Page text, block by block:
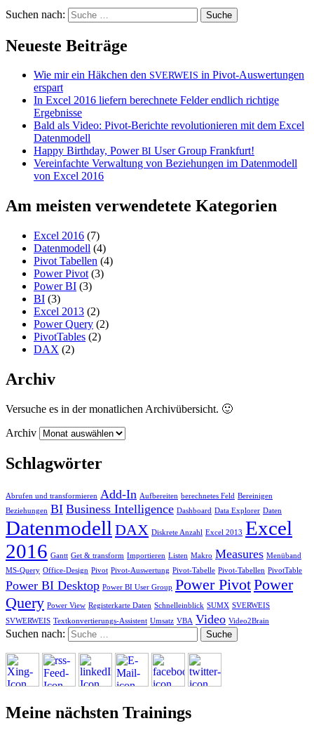
Suchen nach:
Neueste Beiträge
Wie mir ein Häkchen den SVERWEIS in Pivot-Auswertungen
erspart
In Excel 2016 liefern berechnete Felder endlich richtige
Ergebnisse
Bald als Video: Pivot-Berichte revolutionieren mit dem Excel
Datenmodell
Happy Birthday, PowerBI User Group Frankfurt!
Vereinfachte Verwaltung von Beziehungen im Datenmodell
von Excel 2016
Am meisten verwendetete Kategorien
Excel 2016 (7)
Datenmodell (4)
Pivot Tabellen (4)
Power Pivot (3)
Power BI (3)
BI (3)
Excel 2013 (2)
Power Query (2)
PivotTables (2)
DAX (2)
Archiv
Versuche es in der monatlichen Archivübersicht. 🙂
Archiv
Schlagwörter
Abrufen und transformieren Add-In Aufbereiten berechnetes Feld Bereinigen
Beziehungen BI Business Intelligence Dashboard Data Explorer Daten
Datenmodell DAX Diskrete Anzahl Excel 2013 Excel
2016 Gantt Get & transform Importieren Listen Makro Measures Menüband
MS-Query Office-Design Pivot Pivot-Auswertung Pivot-Tabelle Pivot-Tabellen PivotTable
Power BI Desktop Power BI User Group Power PivotPower
Query Power View Registerkarte Daten Schnelleinblick SUMX SVERWEIS
SVWERWEIS Textkonvertierungs-Assistent Umsatz VBA Video Video2Brain
Suchen nach:
Meine nächsten Trainings